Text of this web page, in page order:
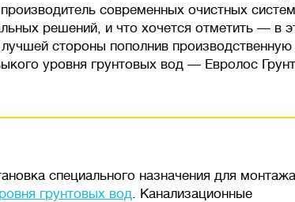
современных очистных
решений, и что хочется отметить — в
стороны пополнив производственную
уровня грунтовых вод — Евролос
специального назначения для монтажа
грунтовых вод. Канализационные